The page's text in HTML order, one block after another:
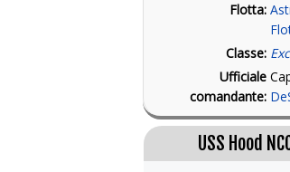
Flotta:
Classe:
Ufficiale
comandante:
USS Hood